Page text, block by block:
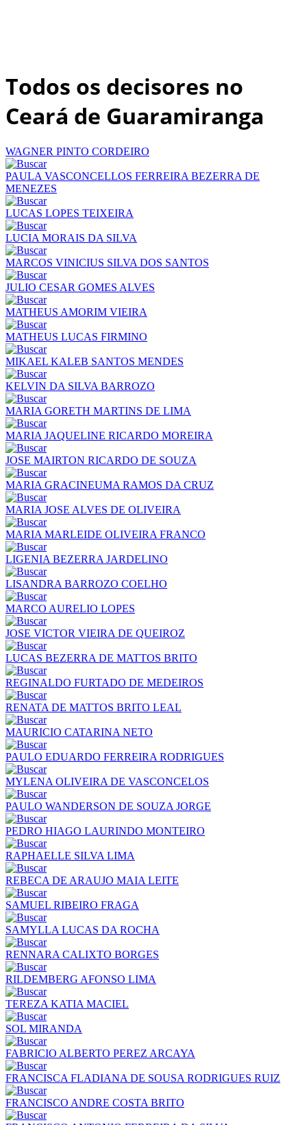
Todos os decisores no
Ceará de Guaramiranga
WAGNER PINTO CORDEIRO
PAULA VASCONCELLOS FERREIRA BEZERRA DE
MENEZES
LUCAS LOPES TEIXEIRA
LUCIA MORAIS DA SILVA
MARCOS VINICIUS SILVA DOS SANTOS
JULIO CESAR GOMES ALVES
MATHEUS AMORIM VIEIRA
MATHEUS LUCAS FIRMINO
MIKAEL KALEB SANTOS MENDES
KELVIN DA SILVA BARROZO
MARIA GORETH MARTINS DE LIMA
MARIA JAQUELINE RICARDO MOREIRA
JOSE MAIRTON RICARDO DE SOUZA
MARIA GRACINEUMA RAMOS DA CRUZ
MARIA JOSE ALVES DE OLIVEIRA
MARIA MARLEIDE OLIVEIRA FRANCO
LIGENIA BEZERRA JARDELINO
LISANDRA BARROZO COELHO
MARCO AURELIO LOPES
JOSE VICTOR VIEIRA DE QUEIROZ
LUCAS BEZERRA DE MATTOS BRITO
REGINALDO FURTADO DE MEDEIROS
RENATA DE MATTOS BRITO LEAL
MAURICIO CATARINA NETO
PAULO EDUARDO FERREIRA RODRIGUES
MYLENA OLIVEIRA DE VASCONCELOS
PAULO WANDERSON DE SOUZA JORGE
PEDRO HIAGO LAURINDO MONTEIRO
RAPHAELLE SILVA LIMA
REBECA DE ARAUJO MAIA LEITE
SAMUEL RIBEIRO FRAGA
SAMYLLA LUCAS DA ROCHA
RENNARA CALIXTO BORGES
RILDEMBERG AFONSO LIMA
TEREZA KATIA MACIEL
SOL MIRANDA
FABRICIO ALBERTO PEREZ ARCAYA
FRANCISCA FLADIANA DE SOUSA RODRIGUES RUIZ
FRANCISCO ANDRE COSTA BRITO